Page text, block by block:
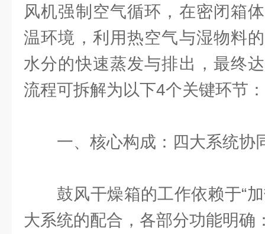
风机强制空气循环，在密闭箱
温环境，利用热空气与湿物料
水分的快速蒸发与排出，最终
流程可拆解为以下4个关键环节：
一、核心构成：四大系统协
鼓风干燥箱的工作依赖于“
大系统的配合，各部分功能明确